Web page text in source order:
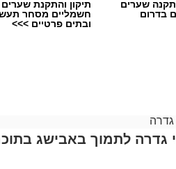
הביניים החדשה של בית הספר דרכא
עמה ניסיון מקצועי רב, לצד
ומלואו. לדבריה, החינוך צריך
כלים להצלחה ולפעול מתוך שותפות
שערים
בדרום
תיקון והתקנת שערים
חשמליים מסחר
ובתים פרטיים >>>
גדרה
לתמוך באבישג